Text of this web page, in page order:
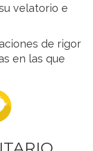
velatorio e
de rigor
en las que